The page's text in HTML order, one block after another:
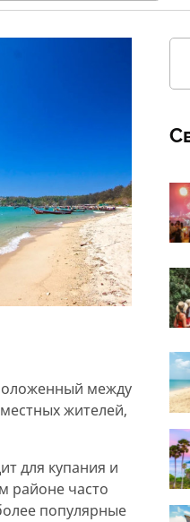
между
жителей,
для купания и
районе часто
популярные